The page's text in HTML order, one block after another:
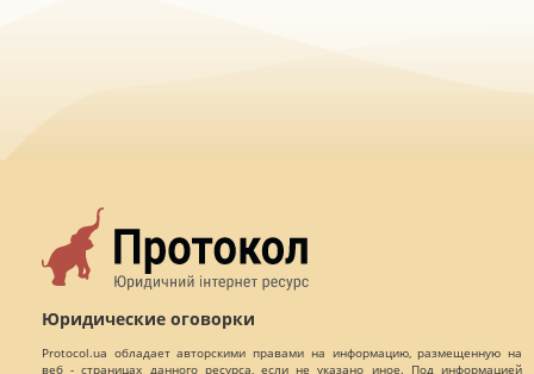
Юридические оговорки
Protocol.ua обладает авторскими правами на информацию, размещенную на
веб - страницах данного ресурса, если не указано иное. Под информацией